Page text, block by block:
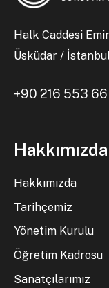
Halk Caddesi
Üsküdar /
+90 216 553
Hakkımızda
Hakkımızda
Tarihçemiz
Yönetim Kurulu
Öğretim Kadrosu
Sanatçılarımız